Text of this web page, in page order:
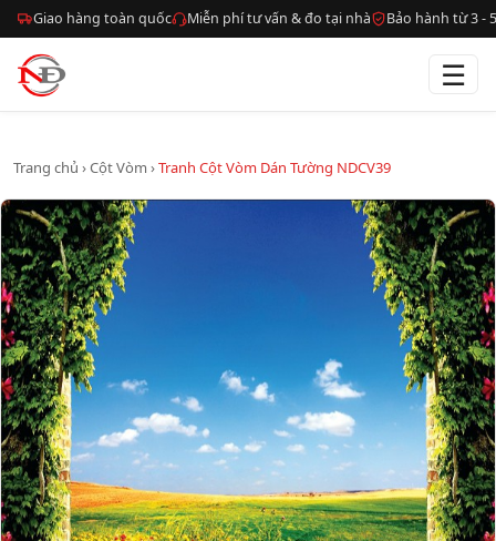
Giao hàng toàn quốc Miễn phí tư vấn & đo tại nhà Bảo hành từ 3 -
☰
Trang chủ ›Cột Vòm ›Tranh Cột Vòm Dán Tường NDCV39